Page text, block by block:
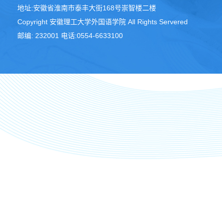
地址:安徽省淮南市泰丰大街168号崇智楼二楼
Copyright 安徽理工大学外国语学院 All Rights Servered
邮编: 232001 电话:0554-6633100